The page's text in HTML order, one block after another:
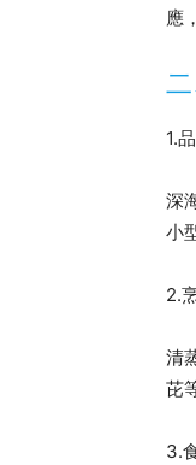
應
1.
深
小
2.
清
芘
3.